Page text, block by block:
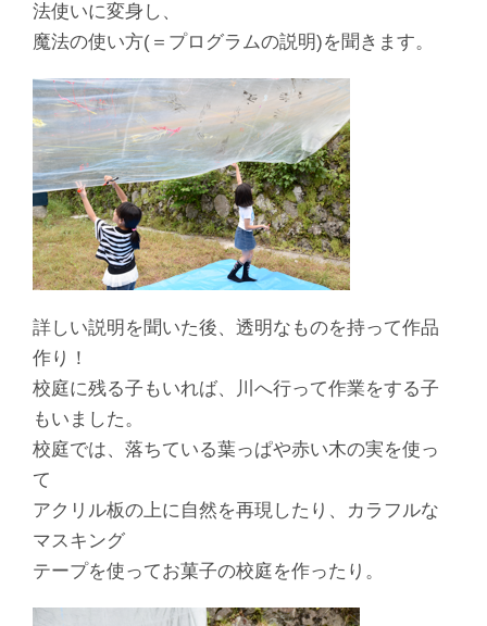
法使いに変身し、
魔法の使い方(＝プログラムの説明)を聞きます。
詳しい説明を聞いた後、透明なものを持って作品
作り！
校庭に残る子もいれば、川へ行って作業をする子
もいました。
校庭では、落ちている葉っぱや赤い木の実を使っ
て
アクリル板の上に自然を再現したり、カラフルな
マスキング
テープを使ってお菓子の校庭を作ったり。